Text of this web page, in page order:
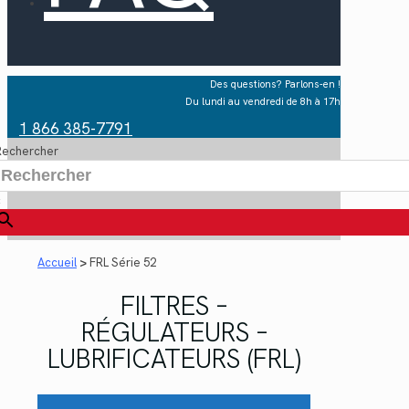
Des questions? Parlons-en !
Du lundi au vendredi de 8h à 17h
1 866 385-7791
Accueil >FRL Série 52
FILTRES –
RÉGULATEURS –
LUBRIFICATEURS (FRL)